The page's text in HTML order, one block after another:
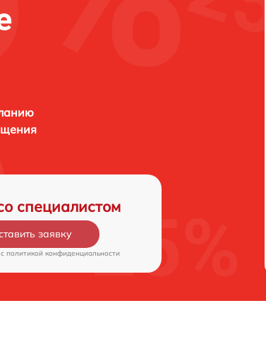
специалистом
заявку
политикой конфиденциальности